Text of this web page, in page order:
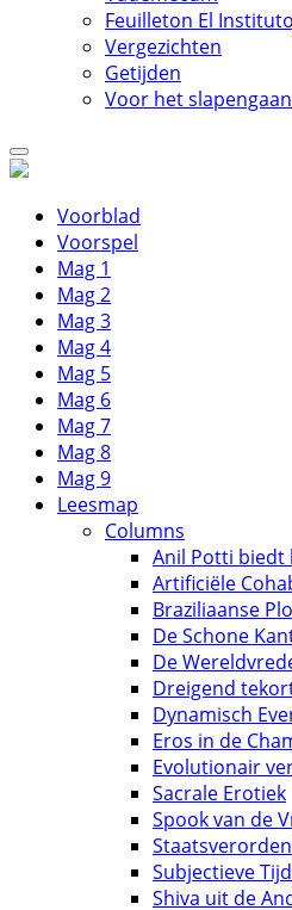
Feuilleton El Instituto
Vergezichten
Getijden
Voor het slapengaan
Voorblad
Voorspel
Mag 1
Mag 2
Mag 3
Mag 4
Mag 5
Mag 6
Mag 7
Mag 8
Mag 9
Leesmap
Columns
Anil Potti biedt
Artificiële
Braziliaanse
De Schone
De
Dreigend
Dynamisch
Eros in de
Evolutionair
Sacrale Erotiek
Spook van de
Subjectieve Tijd
Shiva uit de